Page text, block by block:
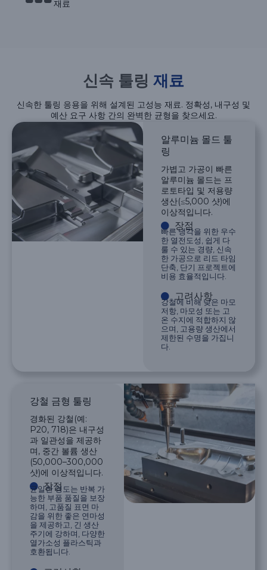
재료
신속 툴링 재료
신속한 툴링 응용을 위해 설계된 고성능 재료. 정확성, 내구성 및
예산 요구 사항 간의 완벽한 균형을 찾으세요.
알루미늄 몰드 툴
링
가볍고 가공이 빠른
알루미늄 몰드는 프
로토타입 및 저용량
생산(≤5,000 샷)에
이상적입니다.
장점
빠른 냉각을 위한 우수
한 열전도성, 쉽게 다
룰 수 있는 경량, 신속
한 가공으로 리드 타임
단축, 단기 프로젝트에
비용 효율적입니다.
고려사항
강철에 비해 낮은 마모
저항, 마모성 또는 고
온 수지에 적합하지 않
으며, 고용량 생산에서
제한된 수명을 가집니
다.
강철 금형 툴링
경화된 강철(예:
P20, 718)은 내구성
과 일관성을 제공하
며, 중간 볼륨 생산
(50,000–300,000
샷)에 이상적입니다.
장점
균일한 경도는 반복 가
능한 부품 품질을 보장
하며, 고품질 표면 마
감을 위한 좋은 연마성
을 제공하고, 긴 생산
주기에 강하며, 다양한
열가소성 플라스틱과
호환됩니다.